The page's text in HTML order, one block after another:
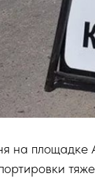
на площадке